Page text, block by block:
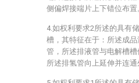
侧偏焊接端片上下错位布置
4.如权利要求2所述的具有
槽，其特征在于：所述成
管，所述排液管与电解槽
所述排氢管向上延伸并连通